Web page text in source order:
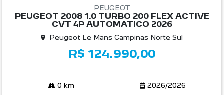
PEUGEOT
PEUGEOT 2008 1.0 TURBO 200 FLEX ACTIVE
CVT 4P AUTOMATICO 2026
Peugeot Le Mans Campinas Norte Sul
R$ 124.990,00
0 km 2026/2026